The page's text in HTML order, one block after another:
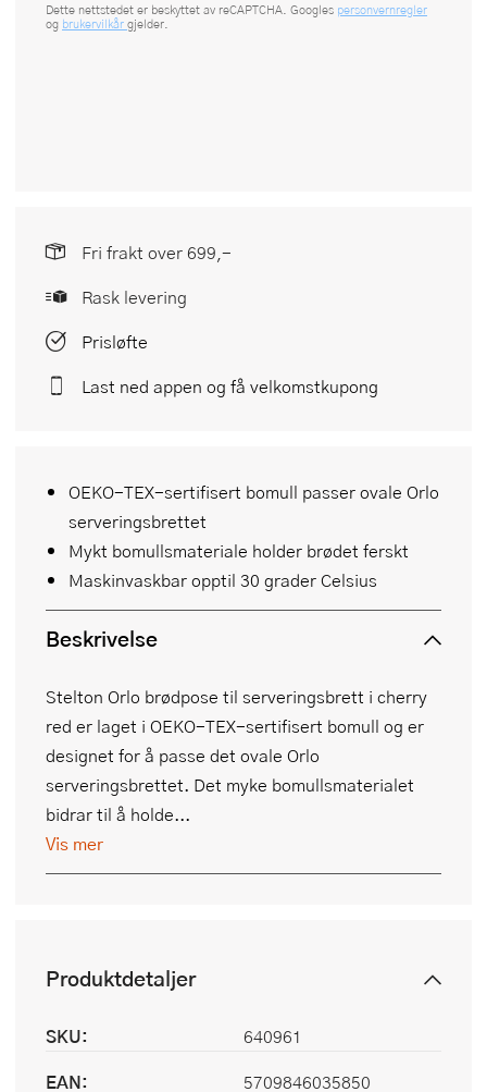
Dette nettstedet er beskyttet av reCAPTCHA. Googles personvernregler
og brukervilkår gjelder.
OEKO-TEX-sertifisert bomull passer ovale Orlo
serveringsbrettet
Mykt bomullsmateriale holder brødet ferskt
Maskinvaskbar opptil 30 grader Celsius
Beskrivelse
Stelton Orlo brødpose til serveringsbrett i cherry
red er laget i OEKO-TEX-sertifisert bomull og er
designet for å passe det ovale Orlo
serveringsbrettet. Det myke bomullsmaterialet
bidrar til å holde...
Vis mer
Fri frakt over 699,-
Rask levering
Prisløfte
Last ned appen og få velkomstkupong
Produktdetaljer
SKU:
640961
EAN:
5709846035850